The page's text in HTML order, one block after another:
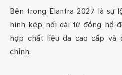
Bên trong Elantra 2027 là sự
hình kép nối dài từ đồng hồ
hợp chất liệu da cao cấp và
chỉnh.